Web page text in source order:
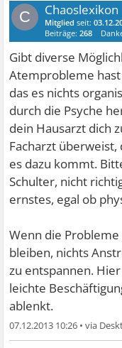
C Chaoslexikon
Mitglied seit:
Beiträge:268
Gibt diverse
Atemprobleme
das es nichts
durch die Psyche
dein Hausarzt dich
Facharzt
es dazu kommt.
Schulter, nicht
ernstes, egal ob
Wenn die
bleiben, nichts
zu entspannen.
leichte
ablenkt.
07.12.2013 10:26 •